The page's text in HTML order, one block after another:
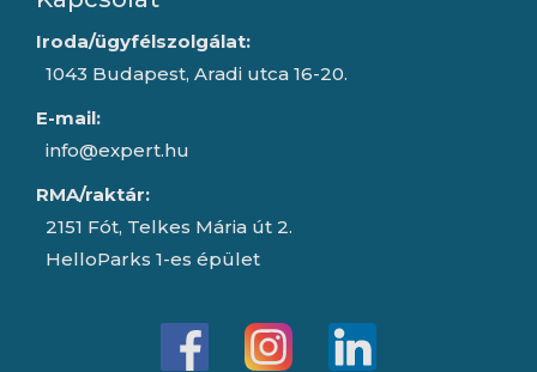
Iroda/ügyfélszolgálat:
1043 Budapest, Aradi utca 16-20.
E-mail:
info@expert.hu
RMA/raktár:
2151 Fót, Telkes Mária út 2.
HelloParks 1-es épület